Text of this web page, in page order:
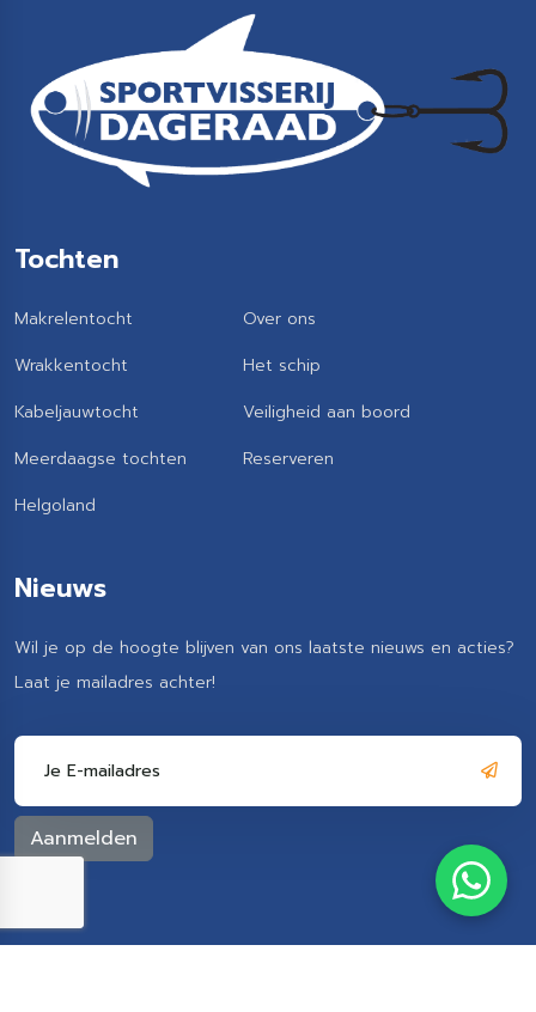
Tochten
Makrelentocht
Wrakkentocht
Kabeljauwtocht
Meerdaagse tochten
Helgoland
Over ons
Het schip
Veiligheid aan boord
Reserveren
Nieuws
Wil je op de hoogte blijven van ons laatste nieuws en acties?
Laat je mailadres achter!